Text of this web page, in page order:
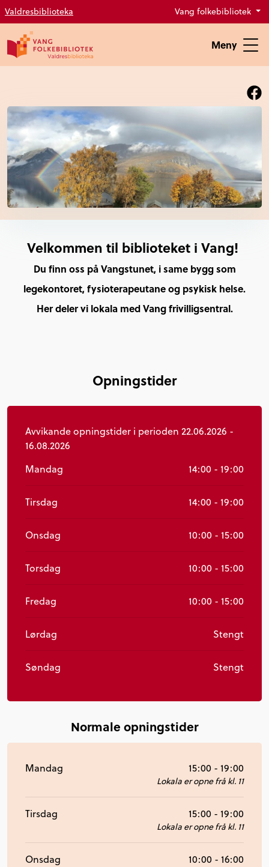
Valdresbiblioteka Vang folkebibliotek
Meny
Velkommen til biblioteket i Vang!
Du finn oss på Vangstunet, i same bygg som
legekontoret, fysioterapeutane og psykisk helse.
Her deler vi lokala med Vang frivilligsentral.
Opningstider
Avvikande opningstider i perioden 22.06.2026 -
16.08.2026
Mandag
14:00 - 19:00
Tirsdag 14:00 - 19:00
Onsdag 10:00 - 15:00
Torsdag 10:00 - 15:00
Fredag 10:00 - 15:00
Lørdag Stengt
Søndag Stengt
Normale opningstider
Mandag 15:00 - 19:00
Lokala er opne frå kl. 11
Tirsdag 15:00 - 19:00
Lokala er opne frå kl. 11
Onsdag 10:00 - 16:00